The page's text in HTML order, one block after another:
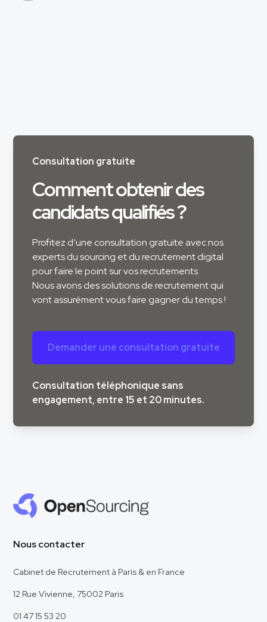
Consultation gratuite
Comment obtenir des
candidats qualifiés ?
Profitez d’une consultation gratuite avec nos
experts du sourcing et du recrutement digital
pour faire le point sur vos recrutements.
Nous avons des solutions de recrutement qui
vont assurément vous faire gagner du temps !
Demander une consultation gratuite
Consultation téléphonique sans
engagement, entre 15 et 20 minutes.
Nous contacter
Cabinet de Recrutement à Paris & en France
12 Rue Vivienne, 75002 Paris
01 47 15 53 20